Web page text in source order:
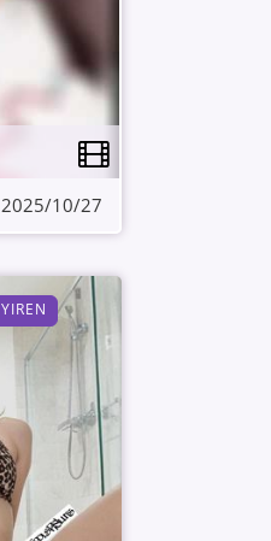
2025/10/27
YIREN